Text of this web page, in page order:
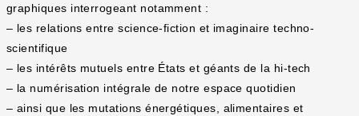
graphiques interrogeant notamment :
– les relations entre science-fiction et imaginaire techno-
scientifique
– les intérêts mutuels entre États et géants de la hi-tech
– la numérisation intégrale de notre espace quotidien
– ainsi que les mutations énergétiques, alimentaires et